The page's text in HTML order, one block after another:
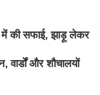
में की सफाई, झाड़ू लेकर
और शौचालयों